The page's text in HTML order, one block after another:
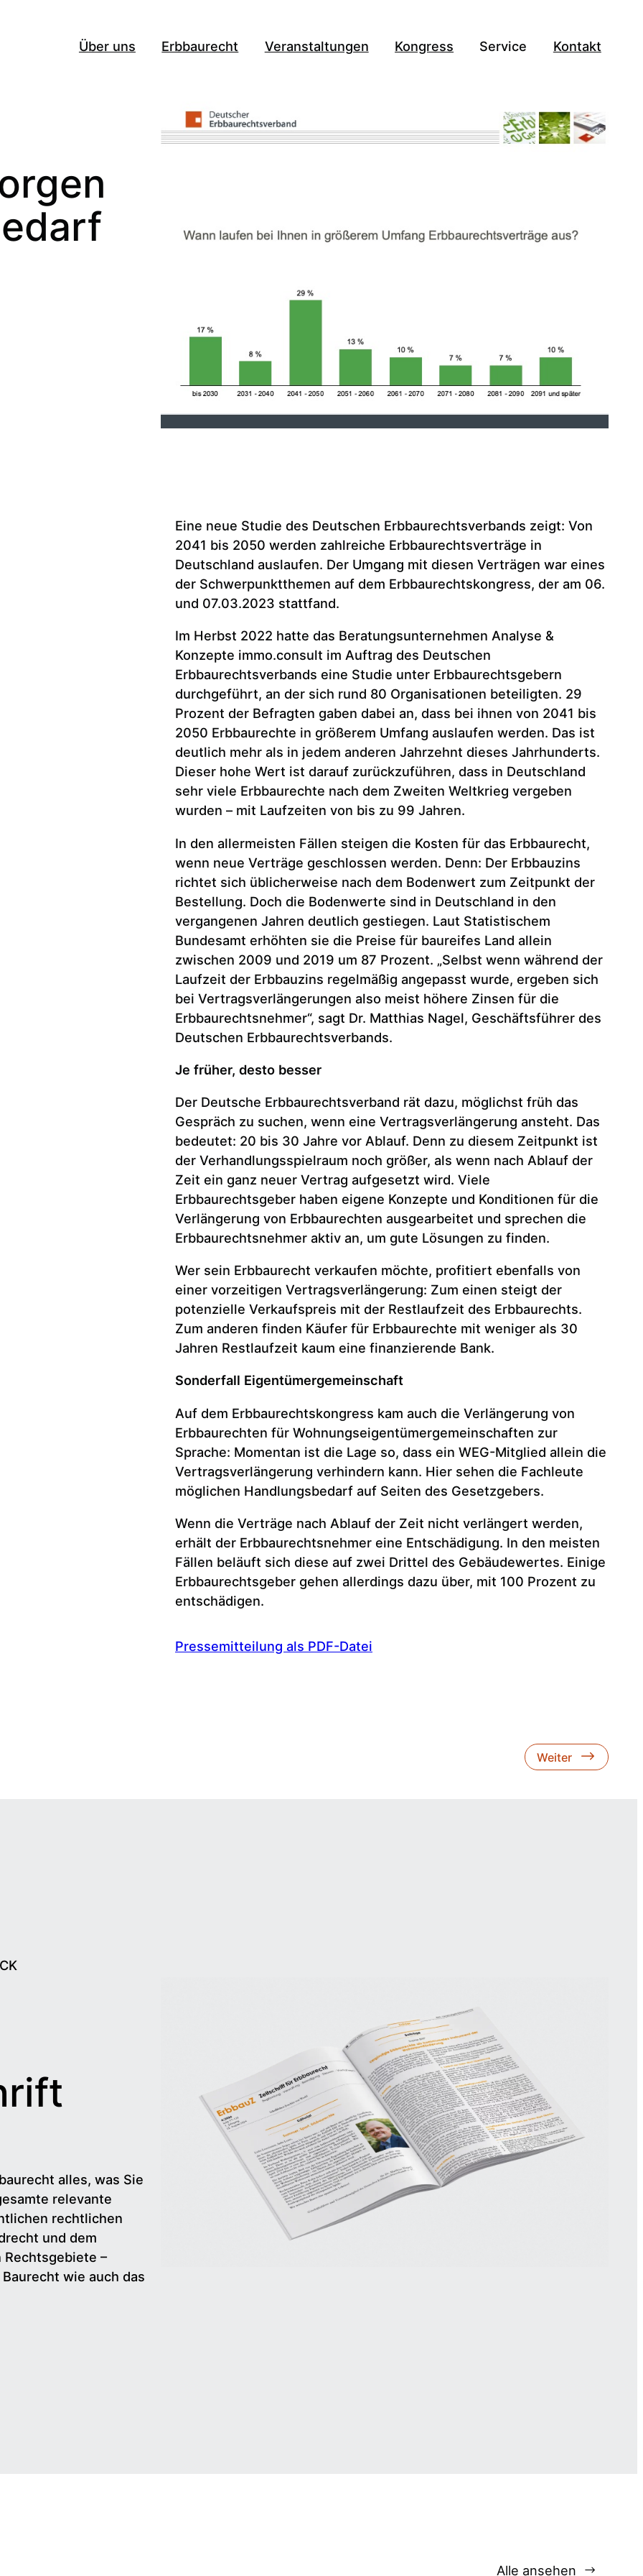
Über uns Erbbaurecht Veranstaltungen Kongress Service Kontakt
Eine neue Studie des Deutschen Erbbaurechtsverbands zeigt: Von
2041 bis 2050 werden zahlreiche Erbbaurechtsverträge in
Deutschland auslaufen. Der Umgang mit diesen Verträgen war eines
der Schwerpunktthemen auf dem Erbbaurechtskongress, der am 06.
und 07.03.2023 stattfand.
Im Herbst 2022 hatte das Beratungsunternehmen Analyse &
Konzepte immo.consult im Auftrag des Deutschen
Erbbaurechtsverbands eine Studie unter Erbbaurechtsgebern
durchgeführt, an der sich rund 80 Organisationen beteiligten. 29
Prozent der Befragten gaben dabei an, dass bei ihnen von 2041 bis
2050 Erbbaurechte in größerem Umfang auslaufen werden. Das ist
deutlich mehr als in jedem anderen Jahrzehnt dieses Jahrhunderts.
Dieser hohe Wert ist darauf zurückzuführen, dass in Deutschland
sehr viele Erbbaurechte nach dem Zweiten Weltkrieg vergeben
wurden – mit Laufzeiten von bis zu 99 Jahren.
In den allermeisten Fällen steigen die Kosten für das Erbbaurecht,
wenn neue Verträge geschlossen werden. Denn: Der Erbbauzins
richtet sich üblicherweise nach dem Bodenwert zum Zeitpunkt der
Bestellung. Doch die Bodenwerte sind in Deutschland in den
vergangenen Jahren deutlich gestiegen. Laut Statistischem
Bundesamt erhöhten sie die Preise für baureifes Land allein
zwischen 2009 und 2019 um 87 Prozent. „Selbst wenn während der
Laufzeit der Erbbauzins regelmäßig angepasst wurde, ergeben sich
bei Vertragsverlängerungen also meist höhere Zinsen für die
Erbbaurechtsnehmer“, sagt Dr. Matthias Nagel, Geschäftsführer des
Deutschen Erbbaurechtsverbands.
Je früher, desto besser
Der Deutsche Erbbaurechtsverband rät dazu, möglichst früh das
Gespräch zu suchen, wenn eine Vertragsverlängerung ansteht. Das
bedeutet: 20 bis 30 Jahre vor Ablauf. Denn zu diesem Zeitpunkt ist
der Verhandlungsspielraum noch größer, als wenn nach Ablauf der
Zeit ein ganz neuer Vertrag aufgesetzt wird. Viele
Erbbaurechtsgeber haben eigene Konzepte und Konditionen für die
Verlängerung von Erbbaurechten ausgearbeitet und sprechen die
Erbbaurechtsnehmer aktiv an, um gute Lösungen zu finden.
Wer sein Erbbaurecht verkaufen möchte, profitiert ebenfalls von
einer vorzeitigen Vertragsverlängerung: Zum einen steigt der
potenzielle Verkaufspreis mit der Restlaufzeit des Erbbaurechts.
Zum anderen finden Käufer für Erbbaurechte mit weniger als 30
Jahren Restlaufzeit kaum eine finanzierende Bank.
Sonderfall Eigentümergemeinschaft
Auf dem Erbbaurechtskongress kam auch die Verlängerung von
Erbbaurechten für Wohnungseigentümergemeinschaften zur
Sprache: Momentan ist die Lage so, dass ein WEG-Mitglied allein die
Vertragsverlängerung verhindern kann. Hier sehen die Fachleute
möglichen Handlungsbedarf auf Seiten des Gesetzgebers.
Wenn die Verträge nach Ablauf der Zeit nicht verlängert werden,
erhält der Erbbaurechtsnehmer eine Entschädigung. In den meisten
Fällen beläuft sich diese auf zwei Drittel des Gebäudewertes. Einige
Erbbaurechtsgeber gehen allerdings dazu über, mit 100 Prozent zu
entschädigen.
Pressemitteilung als PDF-Datei
Weiter
alles, was Sie
relevante
rechtlichen
und dem
–
wie auch das
Alle ansehen